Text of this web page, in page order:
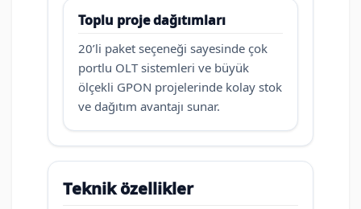
Toplu proje dağıtımları
20’li paket seçeneği sayesinde çok
portlu OLT sistemleri ve büyük
ölçekli GPON projelerinde kolay stok
ve dağıtım avantajı sunar.
Teknik özellikler